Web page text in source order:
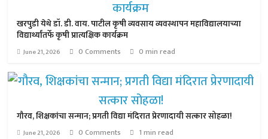
खरपुडी येथे डॉ. डी. वाय. पाटील कृषी व्यवसाय व्यवस्थापन महाविद्यालयाच्या
विद्यार्थ्यांतर्फे कृषी प्रात्यक्षिक कार्यक्रम
June 21, 2026 0 Comments 0 min read
गौरव, शिक्षकांचा सन्मान; प्रगती विद्या मंदिरात प्रेरणादायी सत्कार सोहळा!
June 21, 2026 0 Comments 1 min read